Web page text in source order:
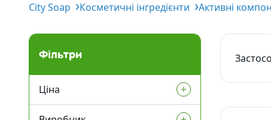
Рідкі базові олії
Запашки
Віддушки Україна
Рідкі
Міка
City Soap Косметичні інгредієнти Активні
Фільтри
Ціна